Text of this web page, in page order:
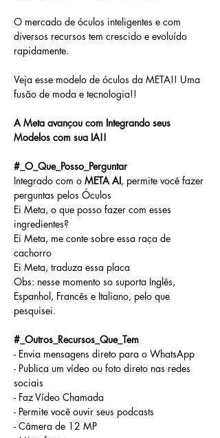
O mercado de óculos inteligentes e com
diversos recursos tem crescido e evoluído
rapidamente.
Veja esse modelo de óculos da META!! Uma
fusão de moda e tecnologia!!
A Meta avançou com Integrando seus
Modelos com sua IA!!
#_O_Que_Posso_Perguntar
Integrado com o META AI, permite você fazer
perguntas pelos Óculos
Ei Meta, o que posso fazer com esses
ingredientes?
Ei Meta, me conte sobre essa raça de
cachorro
Ei Meta, traduza essa placa
Obs: nesse momento so suporta Inglês,
Espanhol, Francês e Italiano, pelo que
pesquisei.
#_Outros_Recursos_Que_Tem
- Envia mensagens direto para o WhatsApp
- Publica um vídeo ou foto direto nas redes
sociais
- Faz Vídeo Chamada
- Permite você ouvir seus podcasts
- Câmera de 12 MP